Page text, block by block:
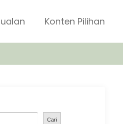
Konten Pilihan
Cari